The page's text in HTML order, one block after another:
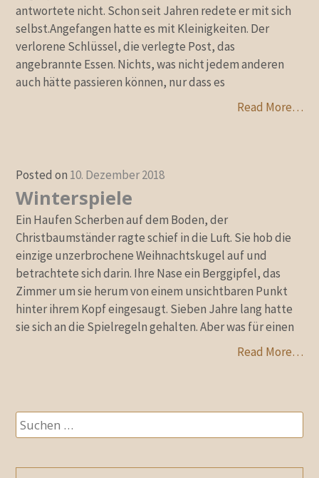
antwortete nicht. Schon seit Jahren redete er mit sich
selbst.Angefangen hatte es mit Kleinigkeiten. Der
verlorene Schlüssel, die verlegte Post, das
angebrannte Essen. Nichts, was nicht jedem anderen
auch hätte passieren können, nur dass es
Read More…
Posted on 10. Dezember 2018
Winterspiele
Ein Haufen Scherben auf dem Boden, der
Christbaumständer ragte schief in die Luft. Sie hob die
einzige unzerbrochene Weihnachtskugel auf und
betrachtete sich darin. Ihre Nase ein Berggipfel, das
Zimmer um sie herum von einem unsichtbaren Punkt
hinter ihrem Kopf eingesaugt. Sieben Jahre lang hatte
sie sich an die Spielregeln gehalten. Aber was für einen
Read More…
Suchen
nach: